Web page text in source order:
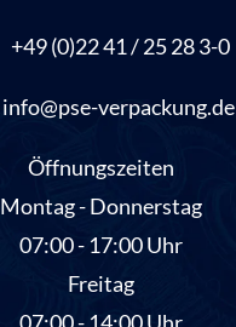
+49 (0)22 41 / 25 28 3-0
info@pse-verpackung.de
Öffnungszeiten
Montag - Donnerstag
07:00 - 17:00 Uhr
Freitag